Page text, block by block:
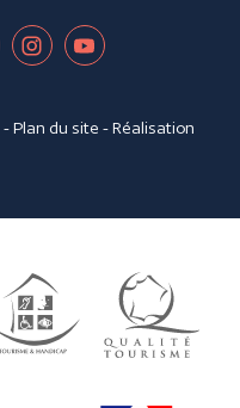
-Plan du site - Réalisation